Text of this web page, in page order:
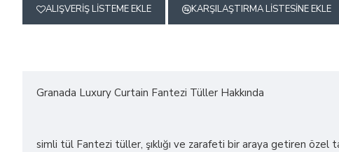
ALIŞVERIŞ LISTEME EKLE KARŞILAŞTIRMA LISTESINE EKLE
Granada Luxury Curtain Fantezi Tüller Hakkında
simli tül Fantezi tüller, şıklığı ve zarafeti bir araya getiren özel